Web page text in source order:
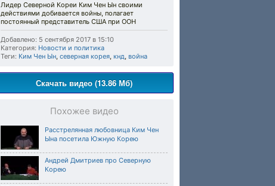
Лидер Северной Кореи Ким Чен Ын своими
действиями добивается войны, полагает
постоянный представитель США при ООН
Добавлено: 5 сентября 2017 в 15:10
Категория: Новости и политика
Теги: Ким Чен Ын, северная корея, кнд, война
Скачать видео (13.86 Мб)
Похожее видео
Расстрелянная любовница Ким Чен
Ына посетила Южную Корею
Андрей Дмитриев про Северную
Корею